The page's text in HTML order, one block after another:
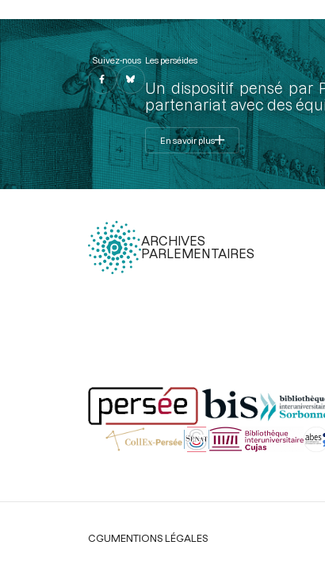
Suivez-nous Les perséides
Un dispositif pensé par
partenariat avec des
En savoir plus
ARCHIVES
PARLEMENTAIRES
Légal
CGUMENTIONS LÉGALES